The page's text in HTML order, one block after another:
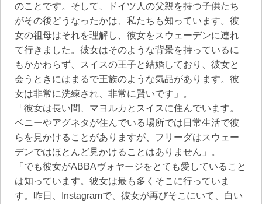
のことです。そして、ドイツ人の父親を持つ子供たち
がその後どうなったかは、私たちも知っています。彼
女の祖母はそれを理解し、彼女をスウェーデンに連れ
て行きました。彼女はそのような背景を持っているに
もかかわらず、スイスの王子と結婚しており、彼女と
会うときにはまるで王族のような気品があります。彼
女は非常に洗練され、非常に賢いです」。
「彼女は長い間、マヨルカとスイスに住んでいます。
ベニーやアグネタが住んでいる場所では日常生活で彼
らを見かけることがありますが、フリーダはスウェー
デンではほとんど見かけることはありません」。
「でも彼女がABBAヴォヤージをとても愛していること
は知っています。彼女は最も多くそこに行っていま
す。昨日、Instagramで、彼女が再びそこにいて、白い